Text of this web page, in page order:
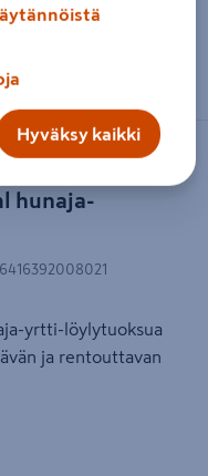
hunaja-
6416392008021
yrtti-löylytuoksua
ja rentouttavan
Hyväksy kaikki